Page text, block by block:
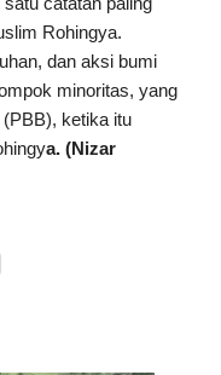
Rohingya.
dan aksi bumi
minoritas, yang
ketika itu
a. (Nizar